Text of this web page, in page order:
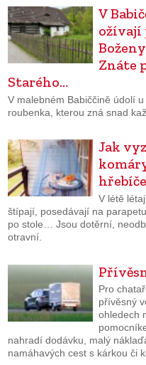
V
ožívají
Znáte
Starého…
V malebném Babiččině údolí
roubenka, kterou zná snad
Jak
V létě
štípají, posedávají na
po stole… Jsou dotěrní,
otravní.
Pro
přívěsný
ohledech
nahradí dodávku, malý
namáhavých cest s kárkou či